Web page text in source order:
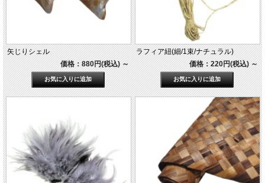
矢じりシェル
価格：880円(税込)～
ラフィア紐(細/1束/ナチュラル)
価格：220円(税込)～